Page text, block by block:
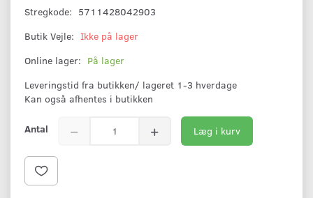
Stregkode: 5711428042903
Butik Vejle: Ikke på lager
Online lager: På lager
Leveringstid fra butikken/ lageret 1-3 hverdage
Kan også afhentes i butikken
Antal Læg i kurv